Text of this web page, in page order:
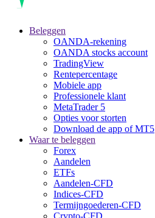
Beleggen
OANDA-rekening
OANDA stocks account
TradingView
Rentepercentage
Mobiele app
Professionele klant
MetaTrader 5
Opties voor storten
Download de app of MT5
Waar te beleggen
Forex
Aandelen
ETFs
Aandelen-CFD
Indices-CFD
Termijngoederen-CFD
Crypto-CFD